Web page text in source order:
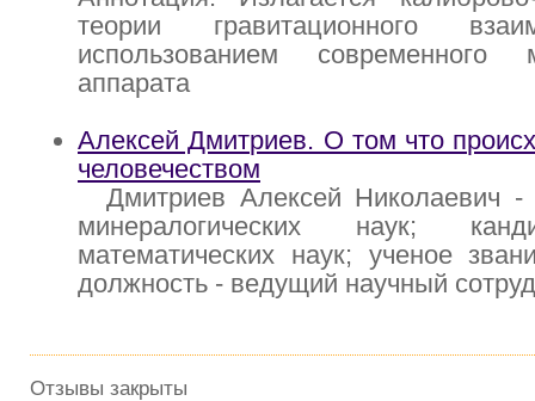
теории гравитационного
использованием современного
аппарата
Алексей Дмитриев. О том что
человечеством
Дмитриев Алексей Николаевич -
минералогических наук;
математических наук; ученое
должность - ведущий научный
Отзывы закрыты